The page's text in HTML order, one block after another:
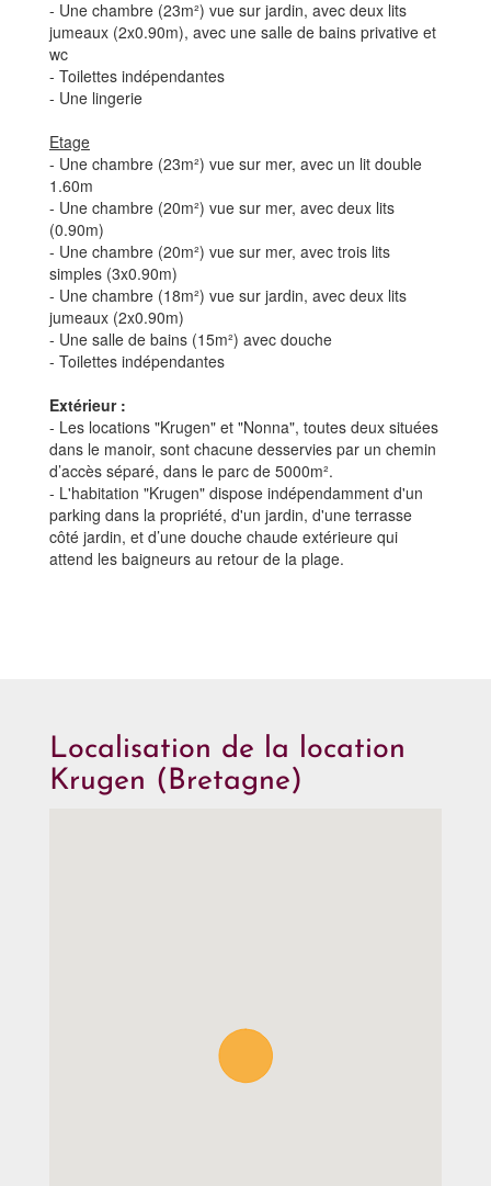
- Une chambre (23m²) vue sur jardin, avec deux lits
jumeaux (2x0.90m), avec une salle de bains privative et
wc
- Toilettes indépendantes
- Une lingerie
Etage
- Une chambre (23m²) vue sur mer, avec un lit double
1.60m
- Une chambre (20m²) vue sur mer, avec deux lits
(0.90m)
- Une chambre (20m²) vue sur mer, avec trois lits
simples (3x0.90m)
- Une chambre (18m²) vue sur jardin, avec deux lits
jumeaux (2x0.90m)
- Une salle de bains (15m²) avec douche
- Toilettes indépendantes
Extérieur :
- Les locations "Krugen" et "Nonna", toutes deux situées
dans le manoir, sont chacune desservies par un chemin
d’accès séparé, dans le parc de 5000m².
- L'habitation "Krugen" dispose indépendamment d'un
parking dans la propriété, d'un jardin, d'une terrasse
côté jardin, et d’une douche chaude extérieure qui
attend les baigneurs au retour de la plage.
Localisation de la location
Krugen (Bretagne)